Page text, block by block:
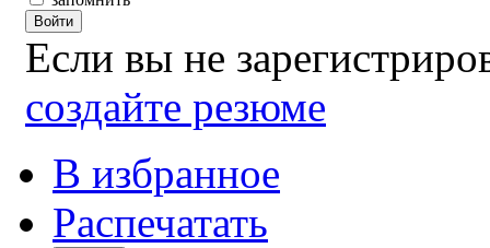
Войти
Если вы не
создайте резюме
В избранное
Распечатать